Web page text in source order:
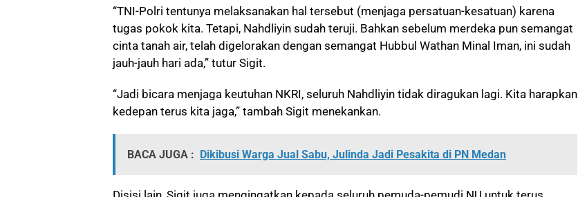
“TNI-Polri tentunya melaksanakan hal tersebut (menjaga persatuan-kesatuan) karena
tugas pokok kita. Tetapi, Nahdliyin sudah teruji. Bahkan sebelum merdeka pun semangat
cinta tanah air, telah digelorakan dengan semangat Hubbul Wathan Minal Iman, ini sudah
jauh-jauh hari ada,” tutur Sigit.
“Jadi bicara menjaga keutuhan NKRI, seluruh Nahdliyin tidak diragukan lagi. Kita harapkan
kedepan terus kita jaga,” tambah Sigit menekankan.
BACA JUGA : Dikibusi Warga Jual Sabu, Julinda Jadi Pesakita di PN Medan